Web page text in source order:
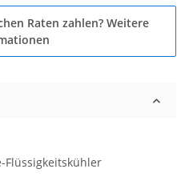
Raten zahlen? Weitere
Flüssigkeitskühler